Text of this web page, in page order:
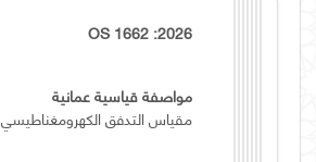
OS 1662 :2026
مواصفة قياسية عمانية
مقياس التدفق الكهرومغناطيسي